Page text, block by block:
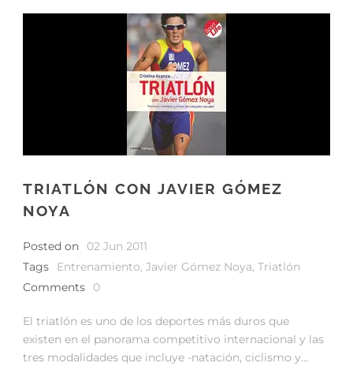
TRIATLÓN CON JAVIER GÓMEZ
NOYA
Posted on
02 Jun 2011
Tags
Entrenamiento, Javier Gómez Noya, Triatlón
Comments
0
El triatlón es uno de los deportes más duros que
existen en el panorama competitivo internacional y las
tres modalidades que incluye -natación, ciclismo y...